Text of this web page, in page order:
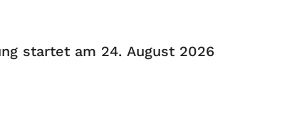
startet am 24. August 2026